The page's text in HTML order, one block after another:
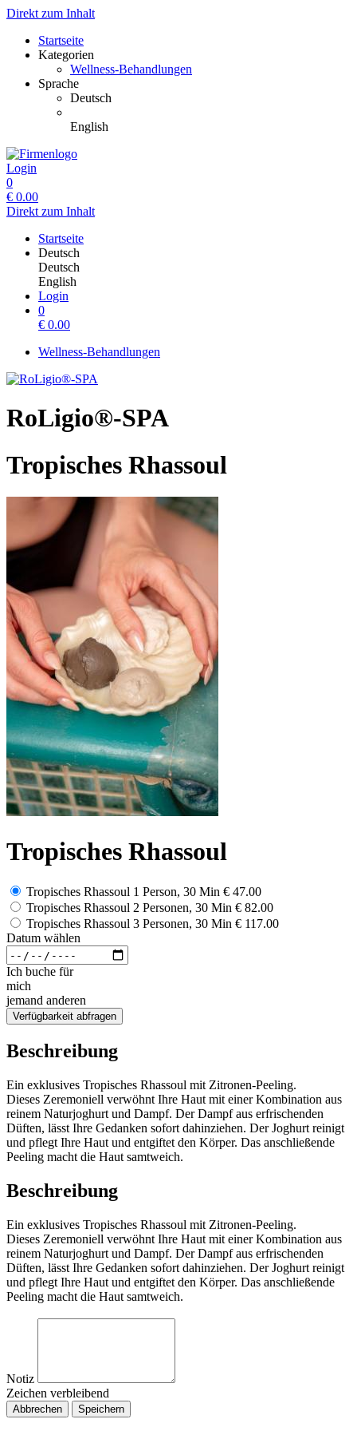
Direkt zum Inhalt
Startseite
Kategorien
Wellness-Behandlungen
Sprache
Deutsch
English
Login
0
€ 0.00
Direkt zum Inhalt
Startseite
Deutsch
Deutsch
English
Login
0
€ 0.00
Wellness-Behandlungen
RoLigio®-SPA
Tropisches Rhassoul
Tropisches Rhassoul
Tropisches Rhassoul 1 Person, 30 Min € 47.00
Tropisches Rhassoul 2 Personen, 30 Min € 82.00
Tropisches Rhassoul 3 Personen, 30 Min € 117.00
Datum wählen
Ich buche für
mich
jemand anderen
Verfügbarkeit abfragen
Beschreibung
Ein exklusives Tropisches Rhassoul mit Zitronen-Peeling.
Dieses Zeremoniell verwöhnt Ihre Haut mit einer Kombination aus
reinem Naturjoghurt und Dampf. Der Dampf aus erfrischenden
Düften, lässt Ihre Gedanken sofort dahinziehen. Der Joghurt reinigt
und pflegt Ihre Haut und entgiftet den Körper. Das anschließende
Peeling macht die Haut samtweich.
Beschreibung
Ein exklusives Tropisches Rhassoul mit Zitronen-Peeling.
Dieses Zeremoniell verwöhnt Ihre Haut mit einer Kombination aus
reinem Naturjoghurt und Dampf. Der Dampf aus erfrischenden
Düften, lässt Ihre Gedanken sofort dahinziehen. Der Joghurt reinigt
und pflegt Ihre Haut und entgiftet den Körper. Das anschließende
Peeling macht die Haut samtweich.
Notiz
Zeichen verbleibend
Abbrechen Speichern